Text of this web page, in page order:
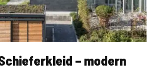
– modern